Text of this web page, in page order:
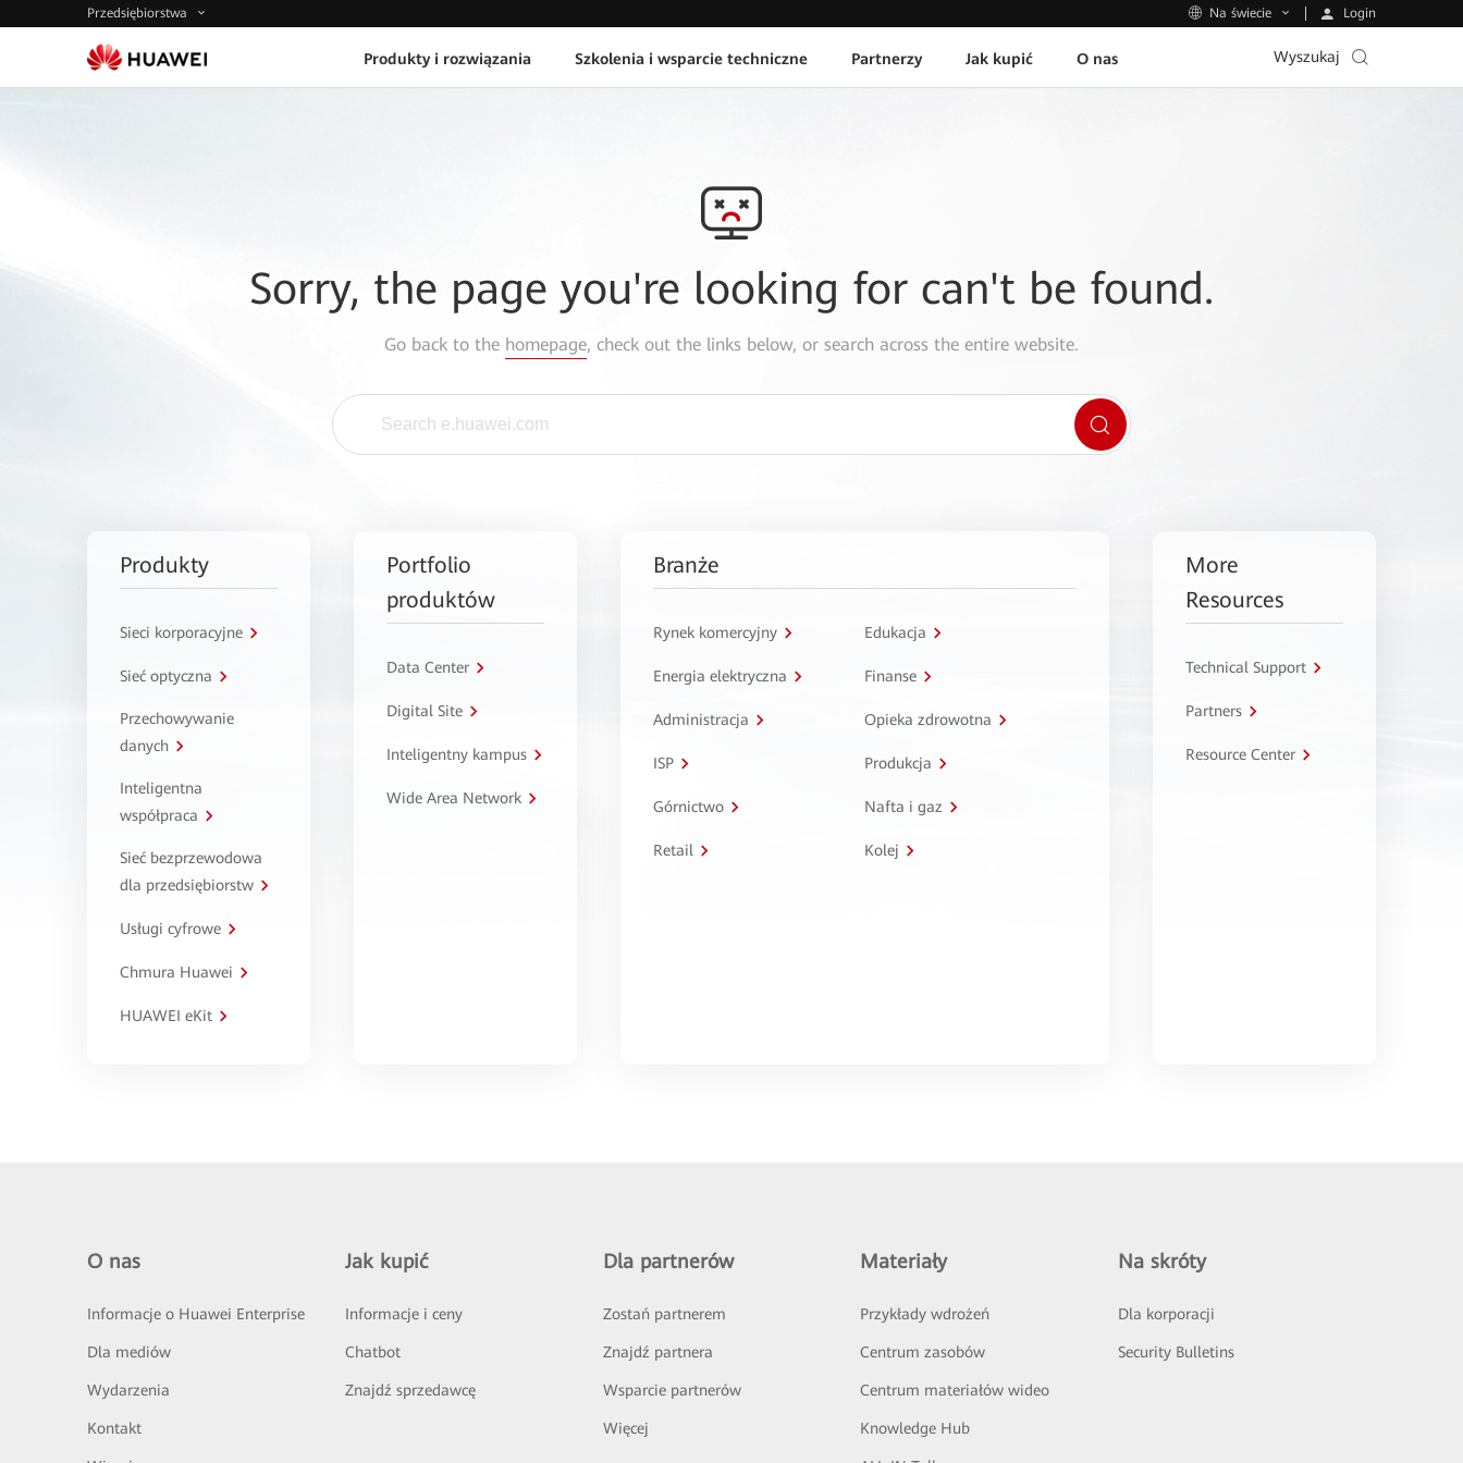
Przedsiębiorstwa Na świecie Login
Produkty i rozwiązania Szkolenia i wsparcie techniczne Partnerzy Jak kupić O nas Wyszukaj
Sorry, the page you're looking for can't be found.
Go back to the homepage, check out the links below, or search across the entire website.
Produkty
Sieci korporacyjne
Sieć optyczna
Przechowywanie
danych
Inteligentna
współpraca
Sieć bezprzewodowa
dla przedsiębiorstw
Usługi cyfrowe
Chmura Huawei
HUAWEI eKit
Portfolio
produktów
Data Center
Digital Site
Inteligentny kampus
Wide Area Network
Branże
Rynek komercyjny Edukacja
Energia elektryczna Finanse
Administracja Opieka zdrowotna
ISP Produkcja
Górnictwo Nafta i gaz
Retail Kolej
More
Resources
Technical Support
Partners
Resource Center
O nas
Informacje o Huawei Enterprise
Dla mediów
Wydarzenia
Kontakt
Jak kupić
Informacje i ceny
Chatbot
Znajdź sprzedawcę
Dla partnerów
Zostań partnerem
Znajdź partnera
Wsparcie partnerów
Więcej
Materiały
Przykłady wdrożeń
Centrum zasobów
Centrum materiałów wideo
Knowledge Hub
Na skróty
Dla korporacji
Security Bulletins